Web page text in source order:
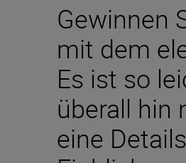
Gewinnen
mit dem
Es ist so
überall hin
eine